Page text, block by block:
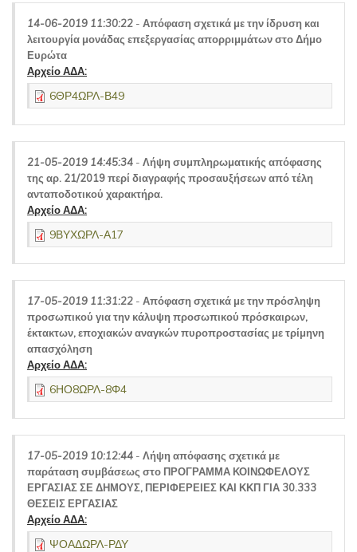
14-06-2019 11:30:22 - Απόφαση σχετικά με την ίδρυση και
λειτουργία μονάδας επεξεργασίας απορριμμάτων στο Δήμο
Ευρώτα
Αρχείο ΑΔΑ:
6ΘΡ4ΩΡΛ-Β49
21-05-2019 14:45:34 - Λήψη συμπληρωματικής απόφασης
της αρ. 21/2019 περί διαγραφής προσαυξήσεων από τέλη
ανταποδοτικού χαρακτήρα.
Αρχείο ΑΔΑ:
9ΒΥΧΩΡΛ-Α17
17-05-2019 11:31:22 - Απόφαση σχετικά με την πρόσληψη
προσωπικού για την κάλυψη προσωπικού πρόσκαιρων,
έκτακτων, εποχιακών αναγκών πυροπροστασίας με τρίμηνη
απασχόληση
Αρχείο ΑΔΑ:
6ΗΟ8ΩΡΛ-8Φ4
17-05-2019 10:12:44 - Λήψη απόφασης σχετικά με
παράταση συμβάσεως στο ΠΡΟΓΡΑΜΜΑ ΚΟΙΝΩΦΕΛΟΥΣ
ΕΡΓΑΣΙΑΣ ΣΕ ΔΗΜΟΥΣ, ΠΕΡΙΦΕΡΕΙΕΣ ΚΑΙ ΚΚΠ ΓΙΑ 30.333
ΘΕΣΕΙΣ ΕΡΓΑΣΙΑΣ
Αρχείο ΑΔΑ:
ΨΟΑΔΩΡΛ-ΡΔΥ